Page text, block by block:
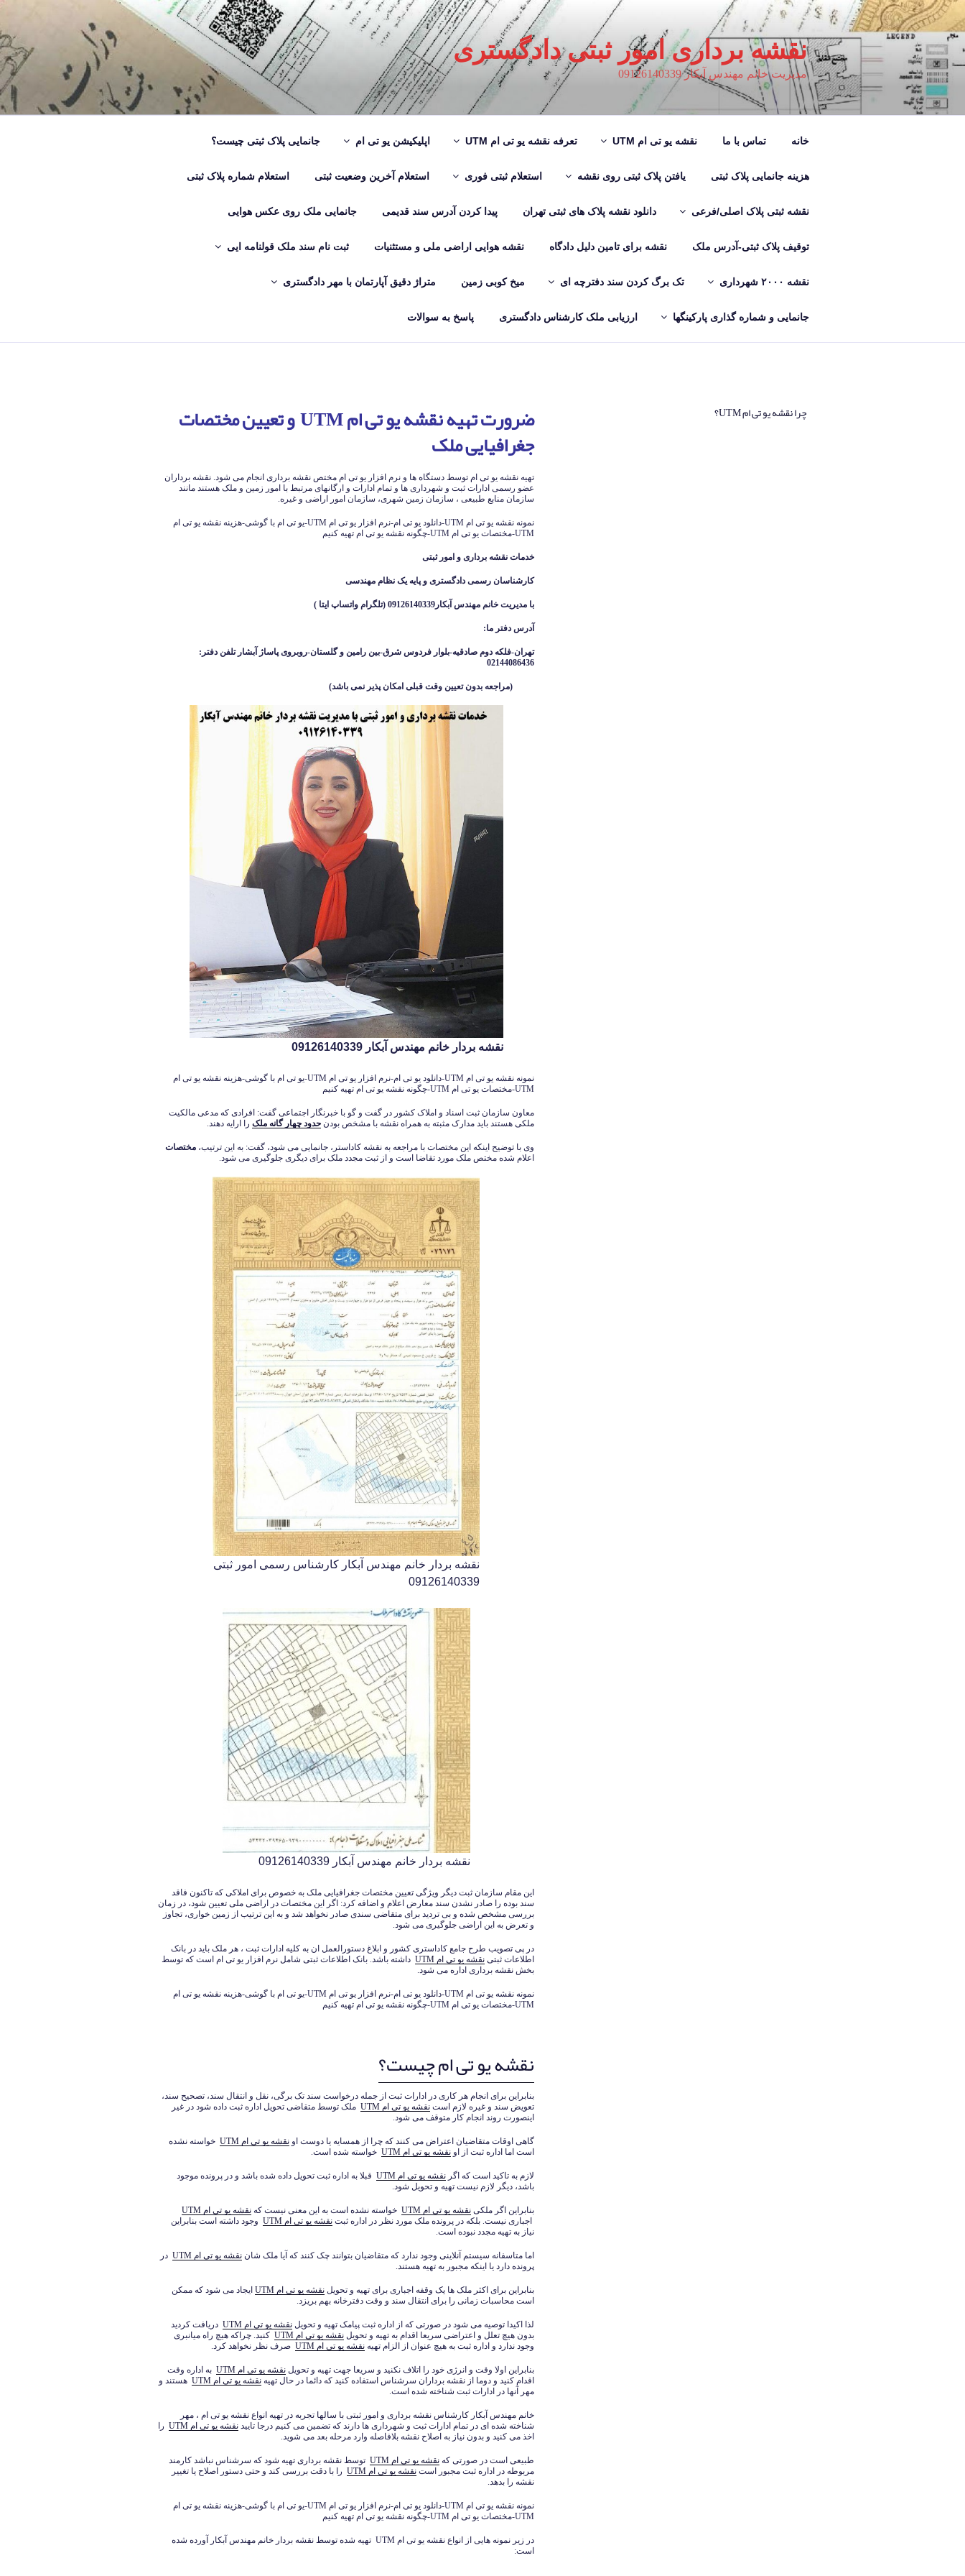
رفتن
به
محتوا
نقشه برداری امور ثبتی دادگستری
مدیریت خانم مهندس آبکار 09126140339
خانه تماس با ما نقشه یو تی ام UTM تعرفه نقشه یو تی ام UTM اپلیکیشن یو تی ام جانمایی پلاک ثبتی چیست؟
هزینه جانمایی پلاک ثبتی یافتن پلاک ثبتی روی نقشه استعلام ثبتی فوری استعلام آخرین وضعیت ثبتی استعلام شماره پلاک ثبتی
نقشه ثبتی پلاک اصلی/فرعی دانلود نقشه پلاک های ثبتی تهران پیدا کردن آدرس سند قدیمی جانمایی ملک روی عکس هوایی
توقیف پلاک ثبتی-آدرس ملک نقشه برای تامین دلیل دادگاه نقشه هوایی اراضی ملی و مستثنیات ثبت نام سند ملک قولنامه ایی
نقشه ۲۰۰۰ شهرداری تک برگ کردن سند دفترچه ای میخ کوبی زمین متراژ دقیق آپارتمان با مهر دادگستری
جانمایی و شماره گذاری پارکینگها ارزیابی ملک کارشناس دادگستری پاسخ به سوالات
چرا نقشه یو تی ام UTM؟ ضرورت تهیه نقشه یو تی ام UTM و تعیین مختصات
جغرافیایی ملک
تهیه نقشه یو تی ام توسط دستگاه ها و نرم افزار یو تی ام مختص نقشه برداری انجام می شود. نقشه برداران
عضو رسمی ادارات ثبت و شهرداری ها و تمام ادارات و ارگانهای مرتبط با امور زمین و ملک هستند مانند
سازمان منابع طبیعی ، سازمان زمین شهری، سازمان امور اراضی و غیره.
نمونه نقشه یو تی ام UTM-دانلود یو تی ام-نرم افزار یو تی ام UTM-یو تی ام با گوشی-هزینه نقشه یو تی ام
UTM-مختصات یو تی ام UTM-چگونه نقشه یو تی ام تهیه کنیم
خدمات نقشه برداری و امور ثبتی
کارشناسان رسمی دادگستری و پایه یک نظام مهندسی
با مدیریت خانم مهندس آبکار09126140339 (تلگرام واتساپ ایتا )
آدرس دفتر ما:
تهران-فلکه دوم صادقیه-بلوار فردوس شرق-بین رامین و گلستان-روبروی پاساژ آبشار تلفن دفتر:
02144086436
(مراجعه بدون تعیین وقت قبلی امکان پذیر نمی باشد)
نقشه بردار خانم مهندس آبکار 09126140339
نمونه نقشه یو تی ام UTM-دانلود یو تی ام-نرم افزار یو تی ام UTM-یو تی ام با گوشی-هزینه نقشه یو تی ام
UTM-مختصات یو تی ام UTM-چگونه نقشه یو تی ام تهیه کنیم
معاون سازمان ثبت اسناد و املاک کشور در گفت و گو با خبرنگار اجتماعی گفت: افرادی که مدعی مالکیت
ملکی هستند باید مدارک مثبته به همراه نقشه با مشخص بودن حدود چهار گانه ملکرا ارایه دهند.
وی با توضیح اینکه این مختصات با مراجعه به نقشه کاداستر، جانمایی می شود، گفت: به این ترتیب، مختصات
اعلام شده مختص ملک مورد تقاضا است و از ثبت مجدد ملک برای دیگری جلوگیری می شود.
نقشه بردار خانم مهندس آبکار کارشناس رسمی امور ثبتی
09126140339
نقشه بردار خانم مهندس آبکار 09126140339
این مقام سازمان ثبت دیگر ویژگی تعیین مختصات جغرافیایی ملک به خصوص برای املاکی که تاکنون فاقد
سند بوده را صادر نشدن سند معارض اعلام و اضافه کرد: اگر این مختصات در اراضی ملی تعیین شود، در زمان
بررسی مشخص شده و بی تردید برای متقاضی سندی صادر نخواهد شد و به این ترتیب از زمین خواری، تجاوز
و تعرض به این اراضی جلوگیری می شود.
در پی تصویب طرح جامع کاداستری کشور و ابلاغ دستورالعمل ان به کلیه ادارات ثبت ، هر ملک باید در بانک
اطلاعات ثبتی نقشه یو تی ام UTM
داشته باشد. بانک اطلاعات ثبتی شامل نرم افزار یو تی ام است که توسط
بخش نقشه برداری اداره می شود.
نمونه نقشه یو تی ام UTM-دانلود یو تی ام-نرم افزار یو تی ام UTM-یو تی ام با گوشی-هزینه نقشه یو تی ام
UTM-مختصات یو تی ام UTM-چگونه نقشه یو تی ام تهیه کنیم
نقشه یو تی ام چیست؟
بنابراین برای انجام هر کاری در ادارات ثبت از جمله درخواست سند تک برگی، نقل و انتقال سند، تصحیح سند،
تعویض سند و غیره لازم است نقشه یو تی ام UTMملک توسط متقاضی تحویل اداره ثبت داده شود در غیر
اینصورت روند انجام کار متوقف می شود.
گاهی اوقات متقاضیان اعتراض می کنند که چرا از همسایه یا دوست او نقشه یو تی ام UTMخواسته نشده
است اما اداره ثبت از او نقشه یو تی ام UTMخواسته شده است.
لازم به تاکید است که اگر نقشه یو تی ام UTMقبلا به اداره ثبت تحویل داده شده باشد و در پرونده موجود
باشد، دیگر لازم نیست تهیه و تحویل شود.
بنابراین اگر ملکی نقشه یو تی ام UTMخواسته نشده است به این معنی نیست که نقشه یو تی ام UTM
اجباری نیست. بلکه در پرونده ملک مورد نظر در اداره ثبت نقشه یو تی ام UTMوجود داشته است بنابراین
نیاز به تهیه مجدد نبوده است.
اما متاسفانه سیستم آنلاینی وجود ندارد که متقاضیان بتوانند چک کنند که آیا ملک شان نقشه یو تی ام UTMدر
پرونده دارد یا اینکه مجبور به تهیه هستند.
بنابراین برای اکثر ملک ها یک وقفه اجباری برای تهیه و تحویل نقشه یو تی ام UTMایجاد می شود که ممکن
است محاسبات زمانی را برای انتقال سند و وقت دفترخانه بهم بریزد.
لذا اکیدا توصیه می شود در صورتی که از اداره ثبت پیامک تهیه و تحویل نقشه یو تی ام UTMدریافت کردید
بدون هیچ تعلل و اعتراضی سریعا اقدام به تهیه و تحویل نقشه یو تی ام UTMکنید. چراکه هیچ راه میانبری
وجود ندارد و اداره ثبت به هیچ عنوان از الزام تهیه نقشه یو تی ام UTMصرف نظر نخواهد کرد.
بنابراین اولا وقت و انرژی خود را اتلاف نکنید و سریعا جهت تهیه و تحویل نقشه یو تی ام UTM
به اداره وقت
اقدام کنید و دوما از نقشه برداران سرشناس استفاده کنید که دائما در حال تهیه نقشه یو تی ام UTM
هستند و
مهر آنها در ادارات ثبت شناخته شده است.
خانم مهندس آبکار کارشناس نقشه برداری و امور ثبتی با سالها تجربه در تهیه انواع نقشه یو تی ام ، مهر
شناخته شده ای در تمام ادارات ثبت و شهرداری ها دارند که تضمین می کنیم درجا تایید نقشه یو تی ام UTM
را
اخذ می کنید و بدون نیاز به اصلاح نقشه بلافاصله وارد مرحله بعد می شوید.
طبیعی است در صورتی که نقشه یو تی ام UTMتوسط نقشه برداری تهیه شود که سرشناس نباشد کارمند
مربوطه در اداره ثبت مجبور است نقشه یو تی ام UTMرا با دقت بررسی کند و حتی دستور اصلاح یا تغییر
نقشه را بدهد.
نمونه نقشه یو تی ام UTM-دانلود یو تی ام-نرم افزار یو تی ام UTM-یو تی ام با گوشی-هزینه نقشه یو تی ام
UTM-مختصات یو تی ام UTM-چگونه نقشه یو تی ام تهیه کنیم
در زیر نمونه هایی از انواع نقشه یو تی ام UTM تهیه شده توسط نقشه بردار خانم مهندس آبکار آورده شده
است: